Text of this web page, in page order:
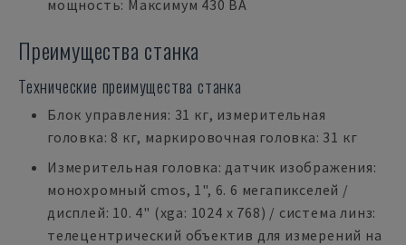
мощность: Максимум 430 ВА
Преимущества станка
Технические преимущества станка
Блок управления: 31 кг, измерительная
головка: 8 кг, маркировочная головка: 31 кг
Измерительная головка: датчик изображения:
монохромный cmos, 1", 6. 6 мегапикселей /
дисплей: 10. 4" (xga: 1024 x 768) / система линз:
телецентрический объектив для измерений на